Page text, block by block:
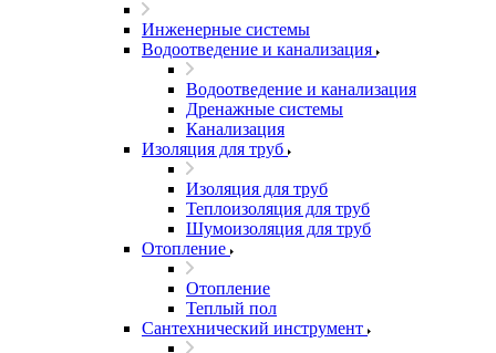
Инженерные системы
Водоотведение и канализация
Водоотведение и канализация
Дренажные системы
Канализация
Изоляция для труб
Изоляция для труб
Теплоизоляция для труб
Шумоизоляция для труб
Отопление
Отопление
Теплый пол
Сантехнический инструмент